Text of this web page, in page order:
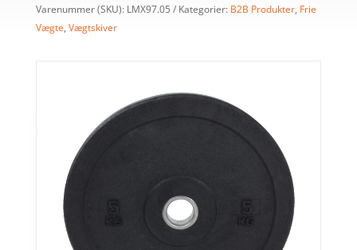
Varenummer (SKU): LMX97.05 Kategorier: B2B Produkter, Frie
Vægte, Vægtskiver